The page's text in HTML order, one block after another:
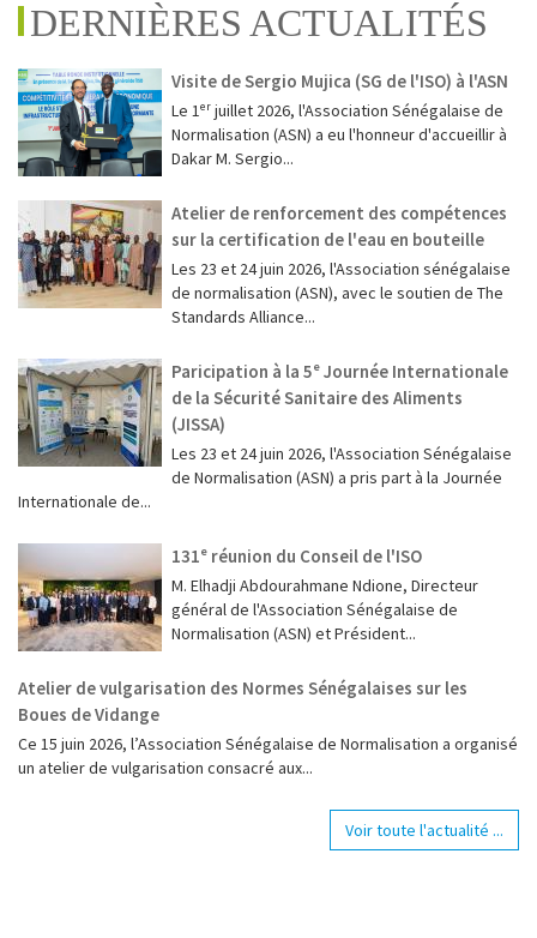
DERNIÈRES ACTUALITÉS
Visite de Sergio Mujica (SG de l'ISO) à l'ASN
Le 1ᵉʳ juillet 2026, l'Association Sénégalaise de
Normalisation (ASN) a eu l'honneur d'accueillir à
Dakar M. Sergio...
Atelier de renforcement des compétences
sur la certification de l'eau en bouteille
Les 23 et 24 juin 2026, l'Association sénégalaise
de normalisation (ASN), avec le soutien de The
Standards Alliance...
Paricipation à la 5ᵉ Journée Internationale
de la Sécurité Sanitaire des Aliments
(JISSA)
‎Les 23 et 24 juin 2026, l'Association Sénégalaise
de Normalisation (ASN) a pris part à la Journée
Internationale de...
131ᵉ réunion du Conseil de l'ISO
M. Elhadji Abdourahmane Ndione, Directeur
général de l'Association Sénégalaise de
Normalisation (ASN) et Président...
Atelier de vulgarisation des Normes Sénégalaises sur les
Boues de Vidange
Ce 15 juin 2026, l’Association Sénégalaise de Normalisation a organisé
un atelier de vulgarisation consacré aux...
Voir toute l'actualité ...